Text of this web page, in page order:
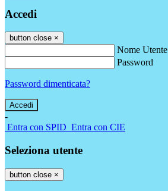
Accedi
button close ×
Nome Utente
Password
Password dimenticata?
-
Entra con SPID Entra con CIE
Seleziona utente
button close ×